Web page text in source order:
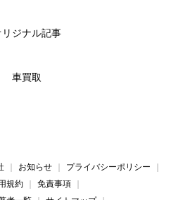
リジナル記事
車買取
お知らせ
プライバシーポリシー
規約
免責事項